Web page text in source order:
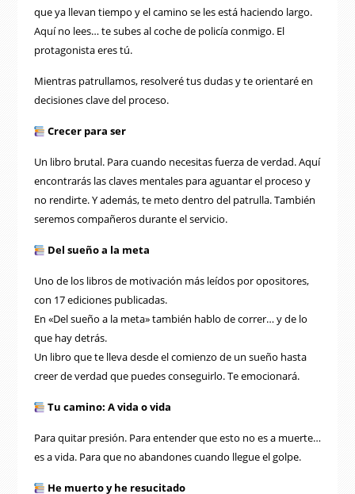
que ya llevan tiempo y el camino se les está haciendo largo.
Aquí no lees… te subes al coche de policía conmigo. El
protagonista eres tú.
Mientras patrullamos, resolveré tus dudas y te orientaré en
decisiones clave del proceso.
Crecer para ser
Un libro brutal. Para cuando necesitas fuerza de verdad. Aquí
encontrarás las claves mentales para aguantar el proceso y
no rendirte. Y además, te meto dentro del patrulla. También
seremos compañeros durante el servicio.
Del sueño a la meta
Uno de los libros de motivación más leídos por opositores,
con 17 ediciones publicadas.
En «Del sueño a la meta» también hablo de correr… y de lo
que hay detrás.
Un libro que te lleva desde el comienzo de un sueño hasta
creer de verdad que puedes conseguirlo. Te emocionará.
Tu camino: A vida o vida
Para quitar presión. Para entender que esto no es a muerte…
es a vida. Para que no abandones cuando llegue el golpe.
He muerto y he resucitado